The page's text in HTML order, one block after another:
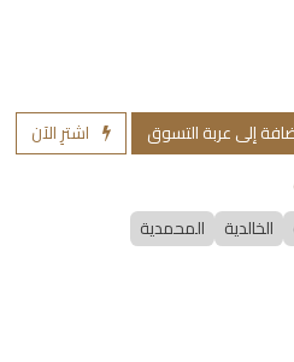
إلى عربة التسوق
اشترِ الآن
الخالدية المحمدية